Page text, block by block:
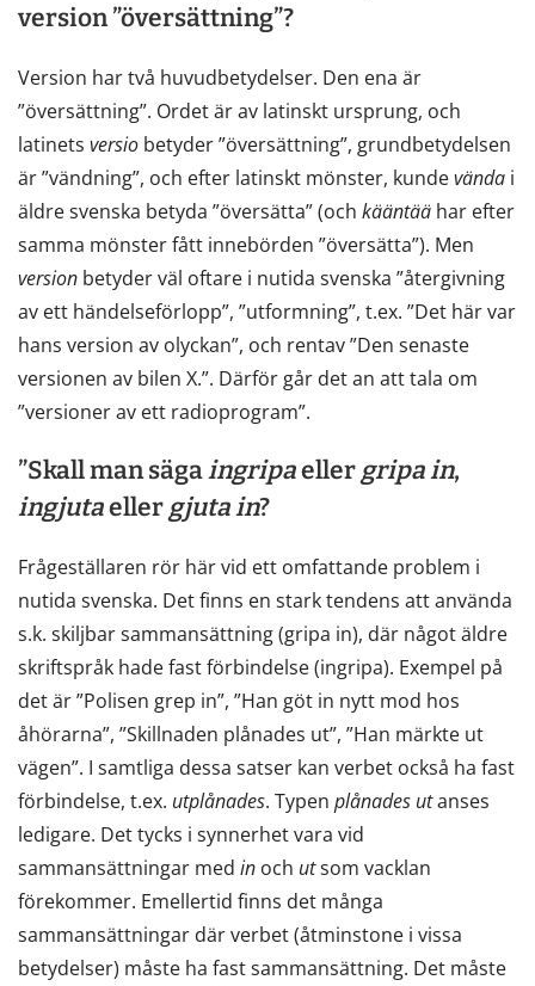
version ”översättning”?
Version har två huvudbetydelser. Den ena är
”översättning”. Ordet är av latinskt ursprung, och
latinets versio betyder ”översättning”, grundbetydelsen
är ”vändning”, och efter latinskt mönster, kundevända i
äldre svenska betyda ”översätta” (och kääntää har efter
samma mönster fått innebörden ”översätta”). Men
version betyder väl oftare i nutida svenska ”återgivning
av ett händelseförlopp”, ”utformning”, t.ex. ”Det här var
hans version av olyckan”, och rentav ”Den senaste
versionen av bilen X.”. Därför går det an att tala om
”versioner av ett radioprogram”.
”Skall man sägaingripaellergripain,
ingjutaellergjutain?
Frågeställaren rör här vid ett omfattande problem i
nutida svenska. Det finns en stark tendens att använda
s.k. skiljbar sammansättning (gripa in), där något äldre
skriftspråk hade fast förbindelse (ingripa). Exempel på
det är ”Polisen grep in”, ”Han göt in nytt mod hos
åhörarna”, ”Skillnaden plånades ut”, ”Han märkte ut
vägen”. I samtliga dessa satser kan verbet också ha fast
förbindelse, t.ex. utplånades. Typen plånades utanses
ledigare. Det tycks i synnerhet vara vid
sammansättningar med in och utsom vacklan
förekommer. Emellertid finns det många
sammansättningar där verbet (åtminstone i vissa
betydelser) måste ha fast sammansättning. Det måste